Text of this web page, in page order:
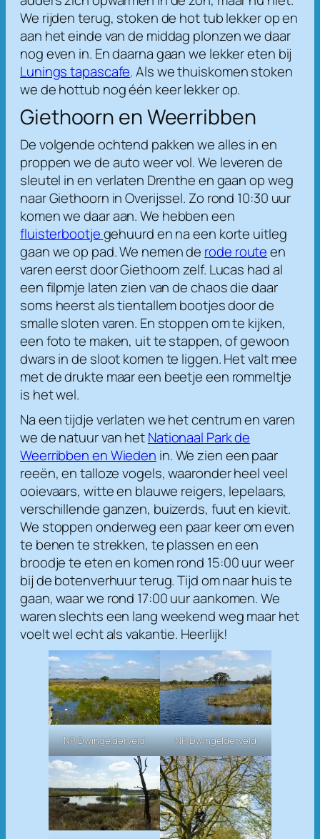
We rijden terug, stoken de hot tub lekker op en
aan het einde van de middag plonzen we daar
nog even in. En daarna gaan we lekker eten bij
Lunings tapascafe. Als we thuiskomen stoken
we de hottub nog één keer lekker op.
Giethoorn en Weerribben
De volgende ochtend pakken we alles in en
proppen we de auto weer vol. We leveren de
sleutel in en verlaten Drenthe en gaan op weg
naar Giethoorn in Overijssel. Zo rond 10:30 uur
komen we daar aan. We hebben een
fluisterbootjegehuurd en na een korte uitleg
gaan we op pad. We nemen de rode routeen
varen eerst door Giethoorn zelf. Lucas had al
een filpmje laten zien van de chaos die daar
soms heerst als tientallem bootjes door de
smalle sloten varen. En stoppen om te kijken,
een foto te maken, uit te stappen, of gewoon
dwars in de sloot komen te liggen. Het valt mee
met de drukte maar een beetje een rommeltje
is het wel.
Na een tijdje verlaten we het centrum en varen
we de natuur van hetNationaal Park de
Weerribben en Wieden in. We zien een paar
reeën, en talloze vogels, waaronder heel veel
ooievaars, witte en blauwe reigers, lepelaars,
verschillende ganzen, buizerds, fuut en kievit.
We stoppen onderweg een paar keer om even
te benen te strekken, te plassen en een
broodje te eten en komen rond 15:00 uur weer
bij de botenverhuur terug. Tijd om naar huis te
gaan, waar we rond 17:00 uur aankomen. We
waren slechts een lang weekend weg maar het
voelt wel echt als vakantie. Heerlijk!
NP Dwingelderveld NP Dwingelderveld